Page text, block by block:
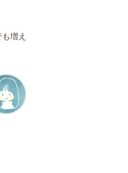
増え